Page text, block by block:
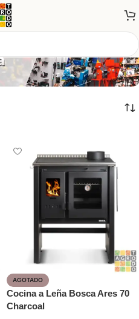
AGOTADO
Cocina a Leña Bosca Ares 70
Charcoal